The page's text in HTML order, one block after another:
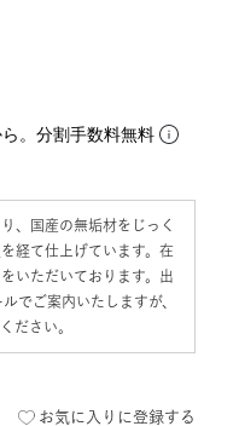
。分割手数料無料
、国産の無垢材をじっく
経て仕上げています。在
いただいております。出
でご案内いたしますが、
ださい。
お気に入りに登録する